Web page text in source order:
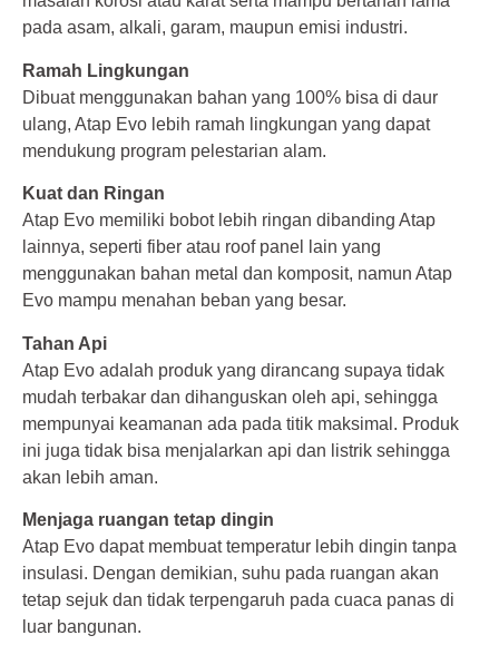
pada asam, alkali, garam, maupun emisi industri.
Ramah Lingkungan
Dibuat menggunakan bahan yang 100% bisa di daur
ulang, Atap Evo lebih ramah lingkungan yang dapat
mendukung program pelestarian alam.
Kuat dan Ringan
Atap Evo memiliki bobot lebih ringan dibanding Atap
lainnya, seperti fiber atau roof panel lain yang
menggunakan bahan metal dan komposit, namun Atap
Evo mampu menahan beban yang besar.
Tahan Api
Atap Evo adalah produk yang dirancang supaya tidak
mudah terbakar dan dihanguskan oleh api, sehingga
mempunyai keamanan ada pada titik maksimal. Produk
ini juga tidak bisa menjalarkan api dan listrik sehingga
akan lebih aman.
Menjaga ruangan tetap dingin
Atap Evo dapat membuat temperatur lebih dingin tanpa
insulasi. Dengan demikian, suhu pada ruangan akan
tetap sejuk dan tidak terpengaruh pada cuaca panas di
luar bangunan.